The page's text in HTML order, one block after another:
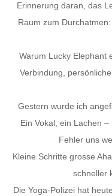
Erinnerung daran, das
Raum zum
Warum Lucky Elephant
Verbindung,
Gestern wurde ich
Ein Vokal, ein Lachen
Fehler uns
Kleine Schritte grosse
schneller
Die Yoga-Polizei hat